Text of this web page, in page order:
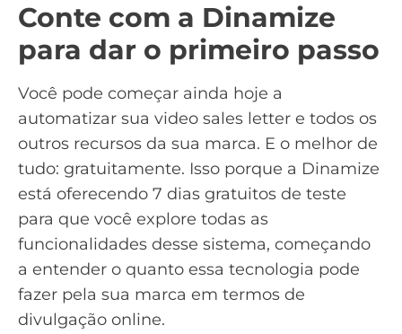
Conte com a Dinamize
para dar o primeiro passo
Você pode começar ainda hoje a
automatizar sua video sales letter e todos os
outros recursos da sua marca. E o melhor de
tudo: gratuitamente. Isso porque a Dinamize
está oferecendo 7 dias gratuitos de teste
para que você explore todas as
funcionalidades desse sistema, começando
a entender o quanto essa tecnologia pode
fazer pela sua marca em termos de
divulgação online.